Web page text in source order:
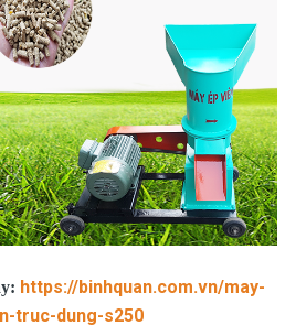
https://binhquan.com.vn/may-
truc-dung-s250